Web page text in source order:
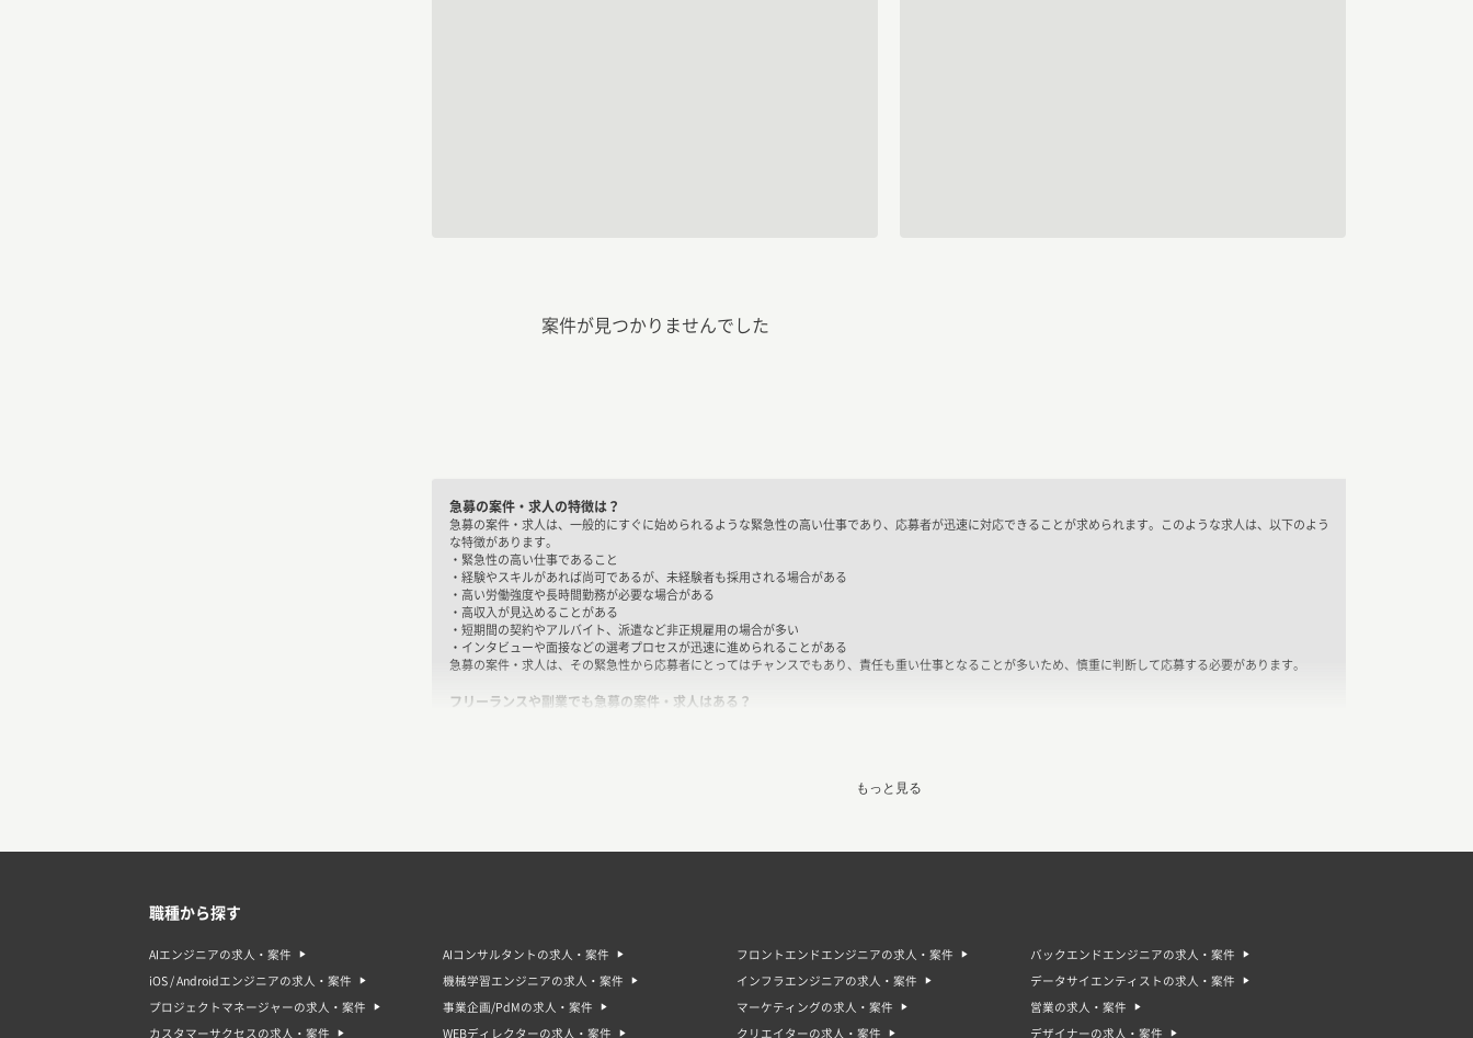
案件が見つかりませんでした
急募の案件・求人の特徴は？
急募の案件・求人は、一般的にすぐに始められるような緊急性の高い仕事であり、応募者が迅速に対応できることが求められます。このような求人は、以下のよう
な特徴があります。
・緊急性の高い仕事であること
・経験やスキルがあれば尚可であるが、未経験者も採用される場合がある
・高い労働強度や長時間勤務が必要な場合がある
・高収入が見込めることがある
・短期間の契約やアルバイト、派遣など非正規雇用の場合が多い
・インタビューや面接などの選考プロセスが迅速に進められることがある
急募の案件・求人は、その緊急性から応募者にとってはチャンスでもあり、責任も重い仕事となることが多いため、慎重に判断して応募する必要があります。
フリーランスや副業でも急募の案件・求人はある？
急募の案件・求人には以下のようなデメリットがあります。
・高い労働強度や長時間勤務が求められる場合があるため、健康面やストレス面でのリスクがある。
もっと見る
職種から探す
AIエンジニアの求人・案件 AIコンサルタントの求人・案件 フロントエンドエンジニアの求人・案件 バックエンドエンジニアの求人・案件
iOS / Androidエンジニアの求人・案件 機械学習エンジニアの求人・案件 インフラエンジニアの求人・案件 データサイエンティストの求人・案件
プロジェクトマネージャーの求人・案件 事業企画/PdMの求人・案件 マーケティングの求人・案件 営業の求人・案件
カスタマーサクセスの求人・案件 WEBディレクターの求人・案件 クリエイターの求人・案件 デザイナーの求人・案件